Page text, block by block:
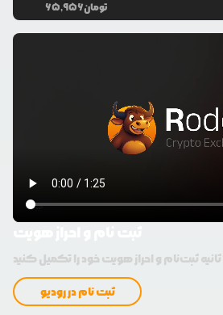
65,956تومان
ثبت نام در رودیو